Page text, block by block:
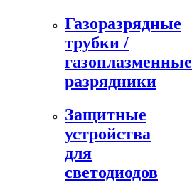
Газоразрядные
трубки /
газоплазменные
разрядники
Защитные
устройства
для
светодиодов